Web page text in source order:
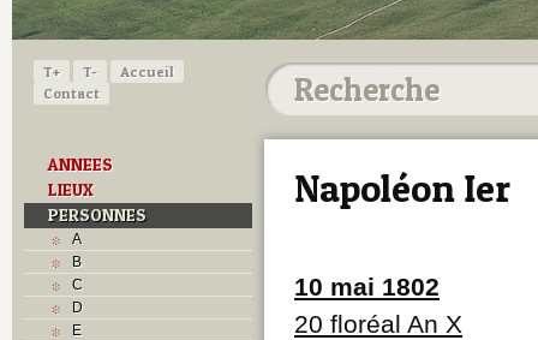
T+ T-
Accueil
Contact
ANNEES
LIEUX
PERSONNES
A
B
C
D
E
Napoléon Ier
10 mai 1802
20 floréal An X